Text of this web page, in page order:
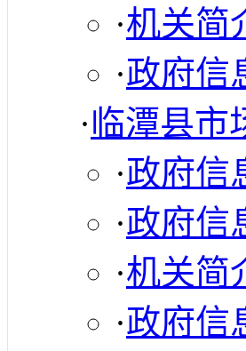
·机关简
·政府信
·临潭县市
·政府信
·政府信
·机关简
·政府信